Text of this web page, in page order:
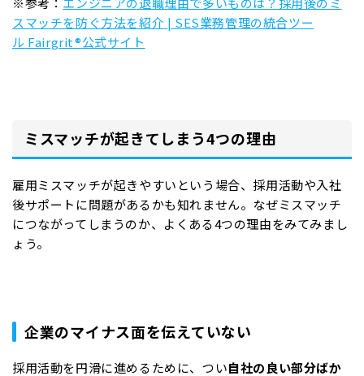
スマッチを防ぐ方法を紹介 | SES業務管理の統合ツー
ル Fairgrit®公式サイト
ミスマッチが起きてしまう4つの理由
雇用ミスマッチが起きやすいという場合、採用活動や入社
後サポートに問題があるかも知れません。なぜミスマッチ
につながってしまうのか、よくある4つの理由をみてみまし
ょう。
企業のマイナス面を伝えていない
採用活動を円滑に進めるために、つい自社の良い部分ばか